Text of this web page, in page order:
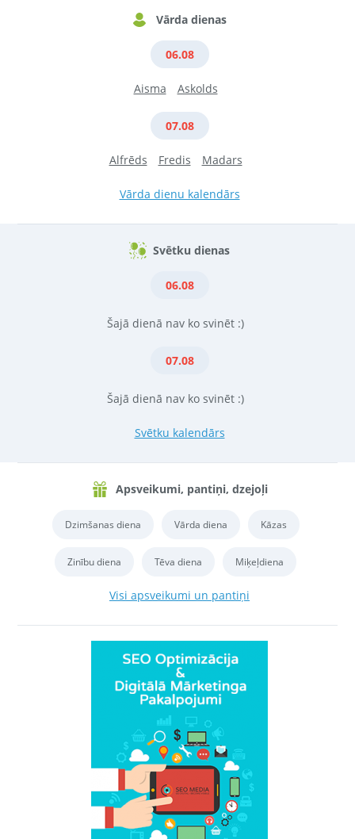
Vārda dienas
06.08
Aisma Askolds
07.08
Alfrēds Fredis Madars
Vārda dienu kalendārs
Svētku dienas
06.08
Šajā dienā nav ko svinēt :)
07.08
Šajā dienā nav ko svinēt :)
Svētku kalendārs
Apsveikumi, pantiņi, dzejoļi
Dzimšanas diena Vārda diena Kāzas
Zinību diena Tēva diena Miķeļdiena
Visi apsveikumi un pantiņi